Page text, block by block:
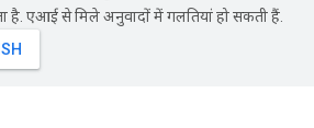
है. एआई से मिले अनुवादों में गलतियां हो सकती हैं.